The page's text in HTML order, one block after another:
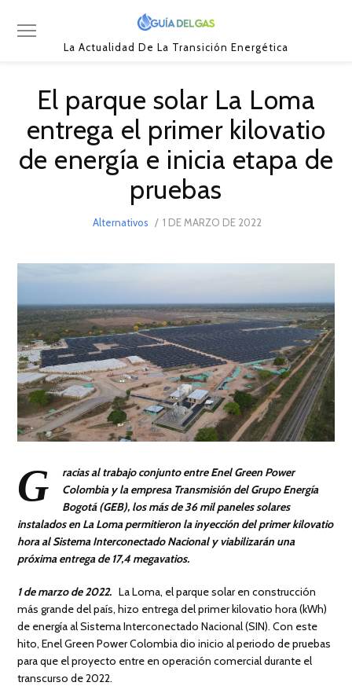
La Actualidad De La Transición Energética
El parque solar La Loma
entrega el primer kilovatio
de energía e inicia etapa de
pruebas
Alternativos
POSTED
1 DE MARZO DE 2022
G
racias al trabajo conjunto entre Enel Green Power
Colombia y la empresa Transmisión del Grupo Energía
Bogotá (GEB), los más de 36 mil paneles solares
instalados en La Loma permitieron la inyección del primer kilovatio
hora al Sistema Interconectado Nacional y viabilizarán una
próxima entrega de 17,4 megavatios.
1 de marzo de 2022. La Loma, el parque solar en construcción
más grande del país, hizo entrega del primer kilovatio hora (kWh)
de energía al Sistema Interconectado Nacional (SIN). Con este
hito, Enel Green Power Colombia dio inicio al periodo de pruebas
para que el proyecto entre en operación comercial durante el
transcurso de 2022.